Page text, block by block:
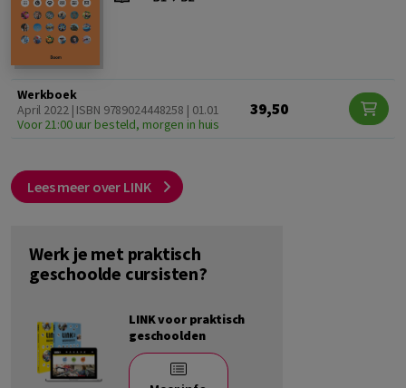
Werkboek
April 2022 | ISBN 9789024448258 | 01.01
Voor 21:00 uur besteld, morgen in huis
39,50
Lees meer over LINK
Werk je met praktisch
geschoolde cursisten?
LINK voor praktisch
geschoolden